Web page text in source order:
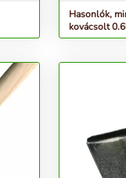
Hasonlók,
kovácsolt